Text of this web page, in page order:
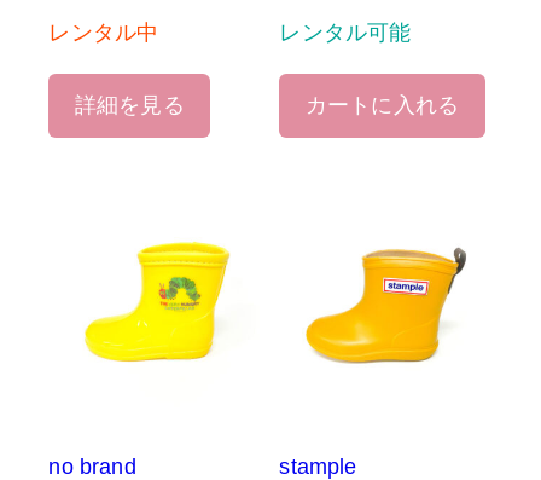
レンタル中
詳細を見る
レンタル可能
カートに入れる
no brand
stample